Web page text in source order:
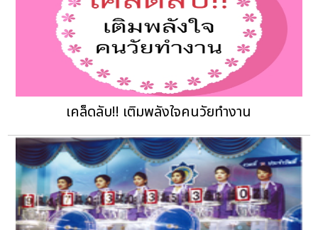
เคล็ดลับ!! เติมพลังใจคนวัยทำงาน